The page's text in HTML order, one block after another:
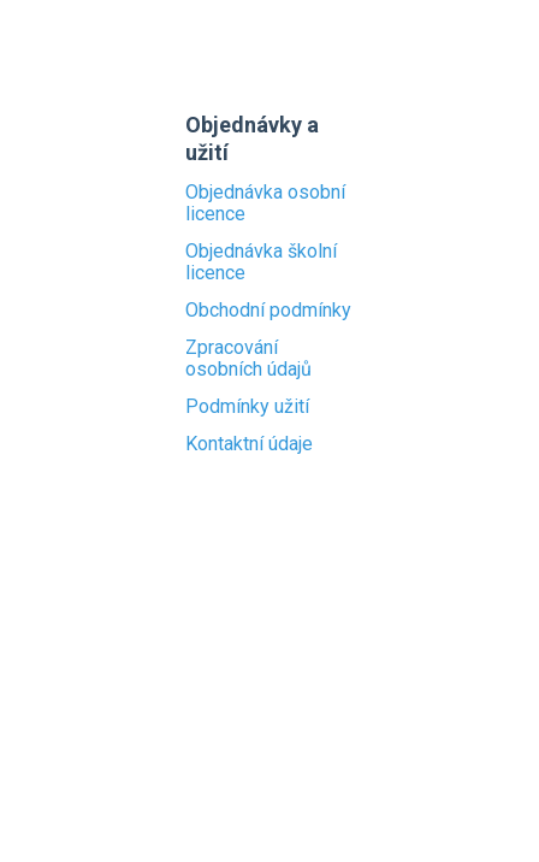
Objednávky a
užití
Objednávka osobní
licence
Objednávka školní
licence
Obchodní podmínky
Zpracování
osobních údajů
Podmínky užití
Kontaktní údaje